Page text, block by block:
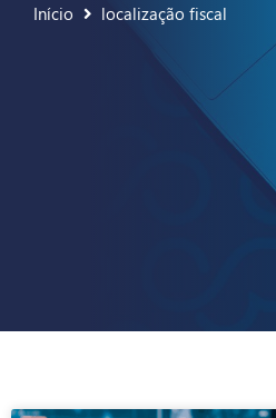
Início localização fiscal